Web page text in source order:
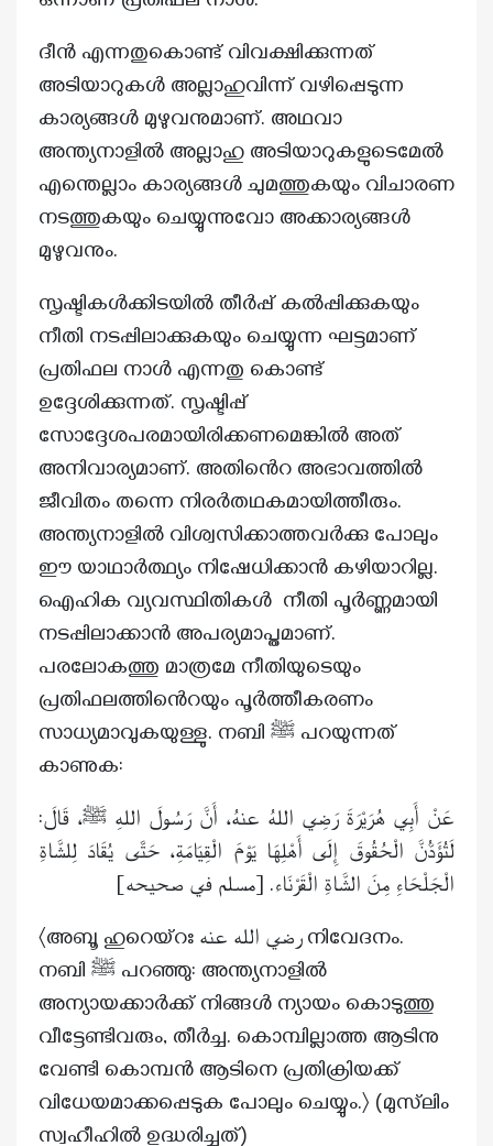
ദീൻ എന്നതുകൊണ്ട് വിവക്ഷിക്കുന്നത്
അടിയാറുകൾ അല്ലാഹുവിന്ന് വഴിപ്പെടുന്ന
കാര്യങ്ങൾ മുഴുവനുമാണ്. അഥവാ
അന്ത്യനാളിൽ അല്ലാഹു അടിയാറുകളുടെമേൽ
എന്തെല്ലാം കാര്യങ്ങൾ ചുമത്തുകയും വിചാരണ
നടത്തുകയും ചെയ്യുന്നുവോ അക്കാര്യങ്ങൾ
മുഴുവനും.
സൃഷ്ടികൾക്കിടയിൽ തീർപ്പ് കൽപ്പിക്കുകയും
നീതി നടപ്പിലാക്കുകയും ചെയ്യുന്ന ഘട്ടമാണ്
പ്രതിഫല നാൾ എന്നതു കൊണ്ട്
ഉദ്ദേശിക്കുന്നത്. സൃഷ്ടിപ്പ്
സോദ്ദേശപരമായിരിക്കണമെങ്കിൽ അത്
അനിവാര്യമാണ്. അതിൻെറ അഭാവത്തിൽ
ജീവിതം തന്നെ നിരർതഥകമായിത്തീരും.
അന്ത്യനാളിൽ വിശ്വസിക്കാത്തവർക്കു പോലും
ഈ യാഥാർത്ഥ്യം നിഷേധിക്കാൻ കഴിയാറില്ല.
ഐഹിക വ്യവസ്ഥിതികൾ നീതി പൂർണ്ണമായി
നടപ്പിലാക്കാൻ അപര്യമാപ്തമാണ്.
പരലോകത്തു മാത്രമേ നീതിയുടെയും
പ്രതിഫലത്തിൻെറയും പൂർത്തീകരണം
സാധ്യമാവുകയുള്ളു. നബി ﷺ പറയുന്നത്
കാണുക:
عَنْ أَبِي هُرَيْرَةَ رَضِي اللهُ عنهُ، أَنَّ رَسُولَ اللهِ ﷺ، قَالَ:
لَتُؤَدُّنَّ الْحُقُوقَ إِلَى أَهْلِهَا يَوْمَ الْقِيَامَةِ، حَتَّى يُقَادَ لِلشَّاةِ
الْجَلْحَاءِ مِنَ الشَّاةِ الْقَرْنَاء. [مسلم في صحيحه]
〈അബൂ ഹുറെയ്റഃ رضي الله عنه നിവേദനം.
നബി ﷺ പറഞ്ഞു: അന്ത്യനാളിൽ
അന്യായക്കാർക്ക് നിങ്ങൾ ന്യായം കൊടുത്തു
വീട്ടേണ്ടിവരും, തീർച്ച. കൊമ്പില്ലാത്ത ആടിനു
വേണ്ടി കൊമ്പൻ ആടിനെ പ്രതിക്രിയക്ക്
വിധേയമാക്കപ്പെടുക പോലും ചെയ്യും.〉 (മുസ്‌ലിം
സ്വഹീഹിൽ ഉദ്ധരിച്ചത്)